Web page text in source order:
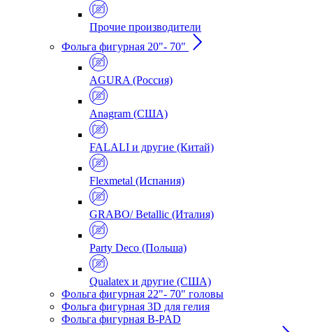
Прочие производители
Фольга фигурная 20"- 70"
AGURA (Россия)
Anagram (США)
FALALI и другие (Китай)
Flexmetal (Испания)
GRABO/ Betallic (Италия)
Party Deco (Польша)
Qualatex и другие (США)
Фольга фигурная 22"- 70" головы
Фольга фигурная 3D для гелия
Фольга фигурная B-PAD